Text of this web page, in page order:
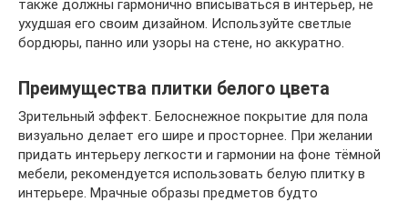
также должны гармонично вписываться в интерьер, не
ухудшая его своим дизайном. Используйте светлые
бордюры, панно или узоры на стене, но аккуратно.
Преимущества плитки белого цвета
Зрительный эффект. Белоснежное покрытие для пола
визуально делает его шире и просторнее. При желании
придать интерьеру легкости и гармонии на фоне тёмной
мебели, рекомендуется использовать белую плитку в
интерьере. Мрачные образы предметов будто